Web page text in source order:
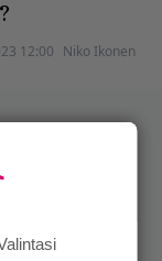
12:00 Niko Ikonen